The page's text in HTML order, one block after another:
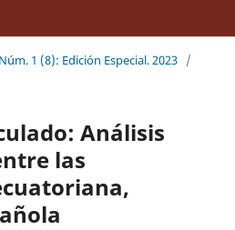
1 (8): Edición Especial. 2023 /
Análisis
las